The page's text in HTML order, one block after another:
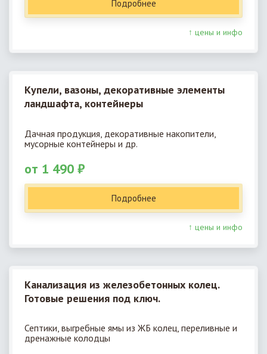
Подробнее
↑ цены и инфо
Купели, вазоны, декоративные элементы
ландшафта, контейнеры
Дачная продукция, декоративные накопители,
мусорные контейнеры и др.
от 1 490 ₽
Подробнее
↑ цены и инфо
Канализация из железобетонных колец.
Готовые решения под ключ.
Септики, выгребные ямы из ЖБ колец, переливные и
дренажные колодцы